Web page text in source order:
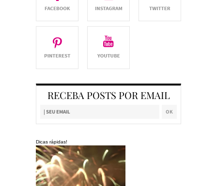
RECEBA POSTS POR EMAIL
Dicas rápidas!